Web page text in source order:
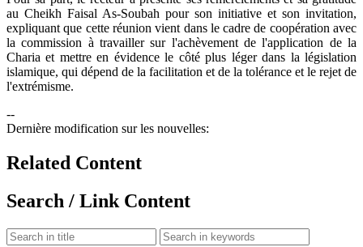
au Cheikh Faisal As-Soubah pour son initiative et son invitation,
expliquant que cette réunion vient dans le cadre de coopération avec
la commission à travailler sur l'achèvement de l'application de la
Charia et mettre en évidence le côté plus léger dans la législation
islamique, qui dépend de la facilitation et de la tolérance et le rejet de
l'extrémisme.
--
Dernière modification sur les nouvelles:
Related Content
Search / Link Content